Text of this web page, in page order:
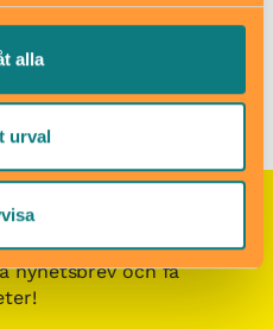
alla
urval
och familjer i Stockholm
nyhetsbrev och få